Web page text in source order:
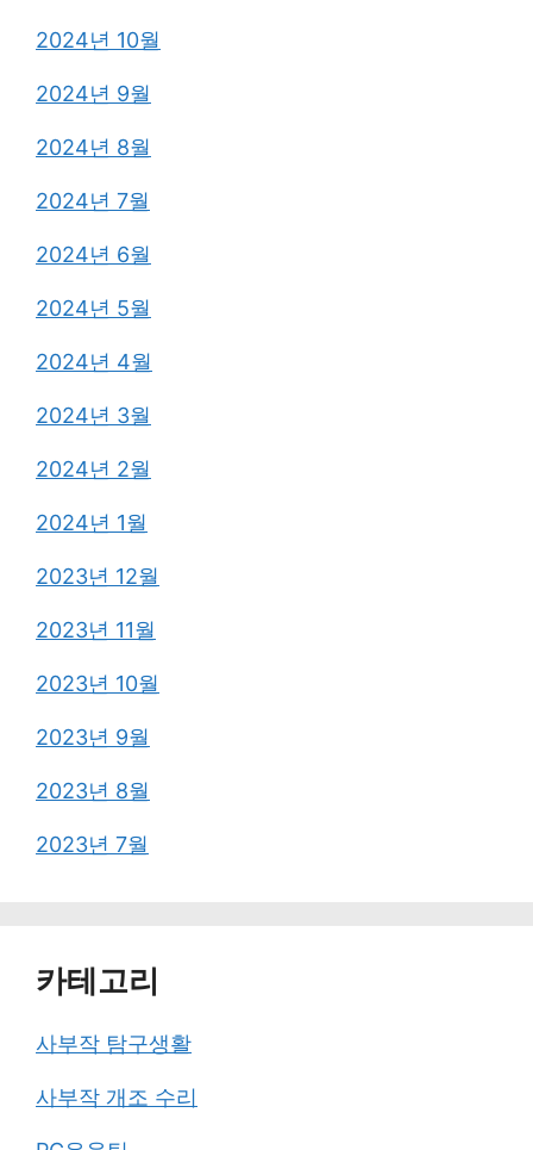
2024년 10월
2024년 9월
2024년 8월
2024년 7월
2024년 6월
2024년 5월
2024년 4월
2024년 3월
2024년 2월
2024년 1월
2023년 12월
2023년 11월
2023년 10월
2023년 9월
2023년 8월
2023년 7월
카테고리
사부작 탐구생활
사부작 개조 수리